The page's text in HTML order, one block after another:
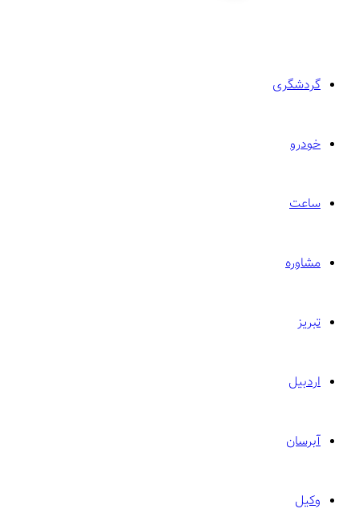
گردشگری
خودرو
ساعت
مشاوره
تبریز
اردبیل
آبرسان
وکیل